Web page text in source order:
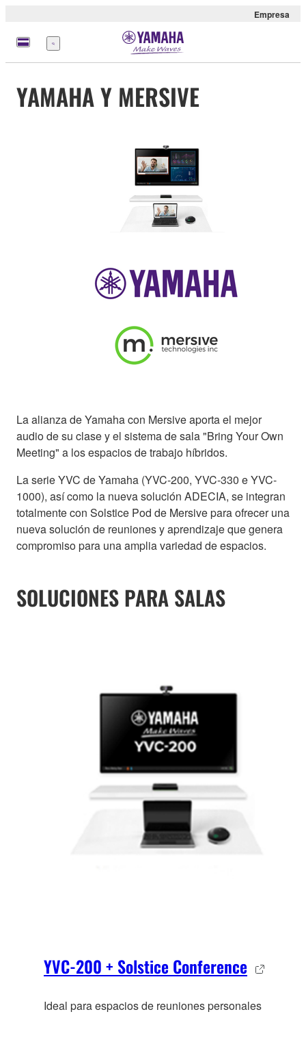
Empresa
Menú
YAMAHA Y MERSIVE
La alianza de Yamaha con Mersive aporta el mejor
audio de su clase y el sistema de sala "Bring Your Own
Meeting" a los espacios de trabajo híbridos.
La serie YVC de Yamaha (YVC-200, YVC-330 e YVC-
1000), así como la nueva solución ADECIA, se integran
totalmente con Solstice Pod de Mersive para ofrecer una
nueva solución de reuniones y aprendizaje que genera
compromiso para una amplia variedad de espacios.
SOLUCIONES PARA SALAS
YVC-200 + Solstice Conference
Ideal para espacios de reuniones personales